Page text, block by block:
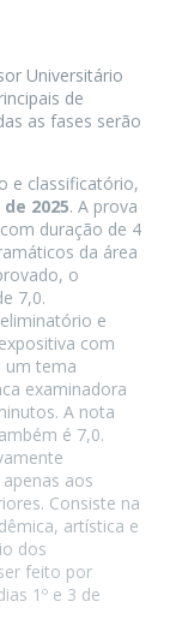
Universitário
de
as fases serão
e classificatório,
2025. A prova
duração de 4
da área
o
7,0.
e
com
um tema
examinadora
A nota
é 7,0.
aos
Consiste na
artística e
dos
feito por
1º e 3 de